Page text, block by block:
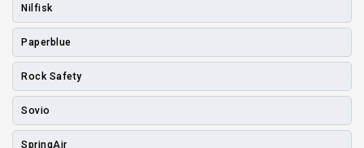
Nilfisk
Paperblue
Rock Safety
Sovio
SpringAir